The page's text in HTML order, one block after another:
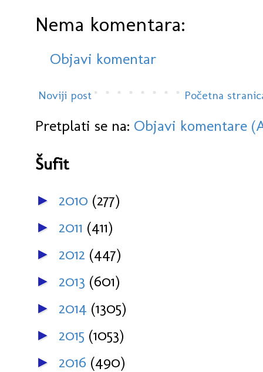
Nema komentara:
Objavi komentar
Noviji post Početna
Pretplati se na: Objavi komentare
Šufit
► 2010 (277)
► 2011 (411)
► 2012 (447)
► 2013 (601)
► 2014 (1305)
► 2015 (1053)
► 2016 (490)